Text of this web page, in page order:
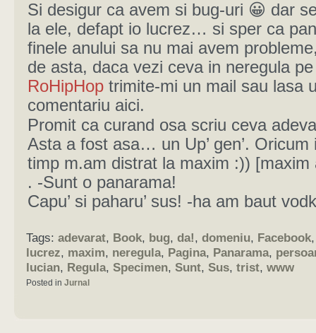
Si desigur ca avem si bug-uri 😀 dar
la ele, defapt io lucrez… si sper ca
finele anului sa nu mai avem
de asta, daca vezi ceva in neregula pe
RoHipHoptrimite-mi un mail sau lasa
comentariu aici.
Promit ca curand osa scriu ceva
Asta a fost asa… un Up’ gen’. Oricum
timp m.am distrat la maxim :)) [maxim
. -Sunt o panarama!
Capu’ si paharu’ sus! -ha am baut
Tags: adevarat, Book, bug, da!, domeniu, Facebook
lucrez, maxim, neregula, Pagina, Panarama,
lucian, Regula, Specimen, Sunt, Sus, trist, www
Posted in Jurnal